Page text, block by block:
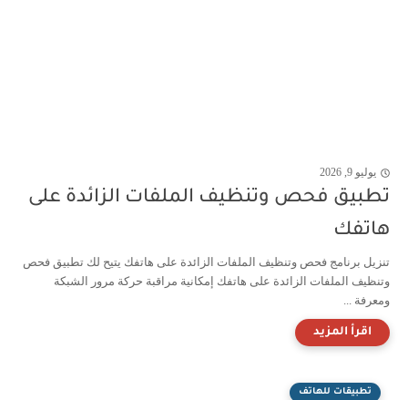
يوليو 9, 2026
تطبيق فحص وتنظيف الملفات الزائدة على
هاتفك
تنزيل برنامج فحص وتنظيف الملفات الزائدة على هاتفك يتيح لك تطبيق فحص
وتنظيف الملفات الزائدة على هاتفك إمكانية مراقبة حركة مرور الشبكة
ومعرفة ...
تطبيقات للهاتف